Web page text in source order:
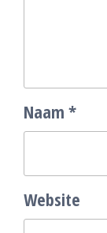
Naam *
Website